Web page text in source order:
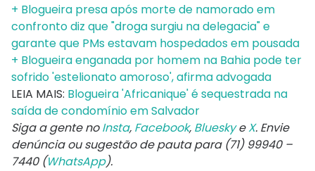
+ Blogueira presa após morte de namorado em
confronto diz que "droga surgiu na delegacia" e
garante que PMs estavam hospedados em pousada
+ Blogueira enganada por homem na Bahia pode ter
sofrido 'estelionato amoroso', afirma advogada
LEIA MAIS: Blogueira 'Africanique' é sequestrada na
saída de condomínio em Salvador
Siga a gente noInsta, Facebook, BlueskyeX. Envie
denúncia ou sugestão de pauta para (71) 99940 –
7440 (WhatsApp).